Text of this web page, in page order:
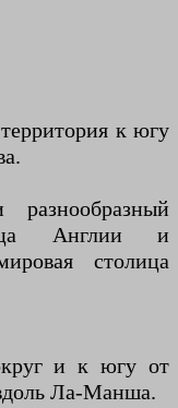
к югу
Англии и
столица
и к югу от
Ла-Манша.